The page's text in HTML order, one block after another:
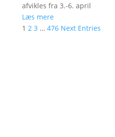
afvikles fra 3.-6. april
Læs mere
1 2 3 … 476 Next Entries